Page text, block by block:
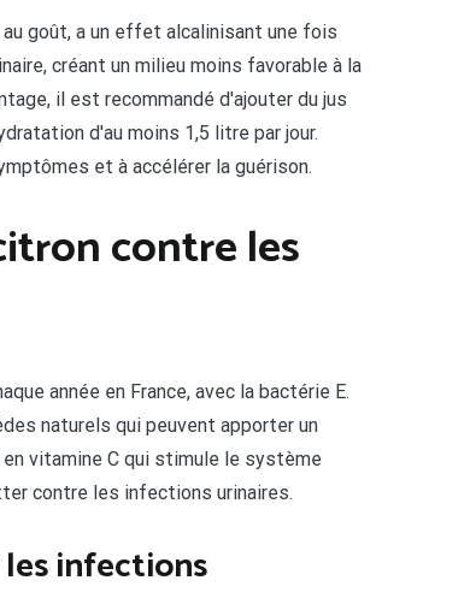
goût, a un effet alcalinisant une fois
créant un milieu moins favorable à la
il est recommandé d'ajouter du jus
d'au moins 1,5 litre par jour.
et à accélérer la guérison.
contre les
année en France, avec la bactérie E.
naturels qui peuvent apporter un
vitamine C qui stimule le système
contre les infections urinaires.
infections